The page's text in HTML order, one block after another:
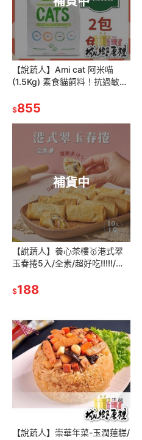
【說蔬人】Ami cat 阿米喵
(1.5Kg) 素食貓飼料！抗過敏配
利素食貓飼料/阿米喵
$855
補貨中
【說蔬人】養心茶樓🥇港式翠
玉春捲5入/全素/超好吃!!!!!/素
食港點/養心茶樓
$188
【說蔬人】崇華年菜-玉潤蓮糕/